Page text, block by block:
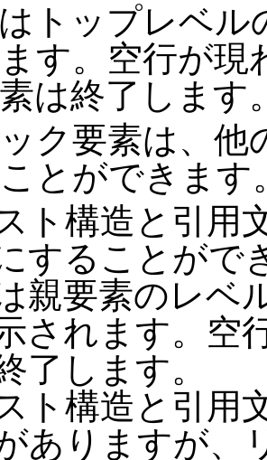
トップレベル
す。空行が現
は終了します
ク要素は、他
とができます
ト構造と引用
することがで
親要素のレベ
されます。空
了します。
ト構造と引用
ありますが、